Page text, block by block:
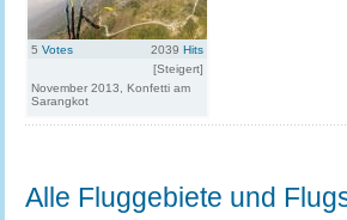
5 Votes 2039 Hits
[Steigert]
November 2013, Konfetti am
Sarangkot
Alle Fluggebiete und